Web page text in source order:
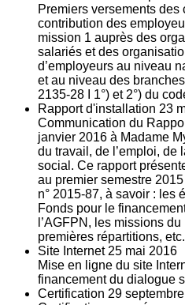
Premiers versements
contribution des
mission 1 auprès des
salariés et des
d’employeurs au niveau
et au niveau des
2135‐28 I 1°) et 2°) du
Rapport d'installation 23
Communication du
janvier 2016 à Madame
du travail, de l’emploi, de
social. Ce rapport
au premier semestre
n° 2015-87, à savoir : les
Fonds pour le
l’AGFPN, les missions
premières répartitions, etc.
Site Internet 25 mai 2016
Mise en ligne du site
financement du dialogue
Certification 29